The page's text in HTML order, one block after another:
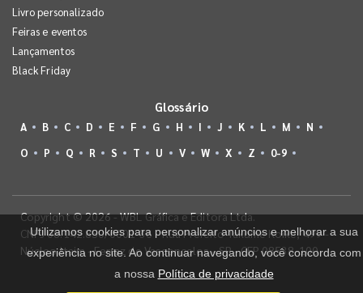
Livro personalizado
Feiras e eventos
Lançamentos
Black Friday
Glossário
A B C D E F G H I J K L M
N
O
P Q R S T U V W X Z 0-9
Copyright © 2026 - WBL Gráfica e Editora Ltda.
CNPJ 08.142.850/0001-36 - Rua Prefeito Takume Koike, 499 -
Núcleo Itaim - Ferraz de Vasconcelos - SP - CEP 08538-100
Utilizamos cookies para personalizar anúncios e melhorar a sua
experiência no site. Ao continuar navegando, você concorda com
a nossa Política de privacidade